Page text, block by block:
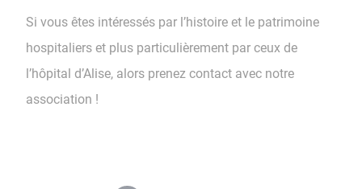
Si vous êtes intéressés par l’histoire et le patrimoine
hospitaliers et plus particulièrement par ceux de
l’hôpital d’Alise, alors prenez contact avec notre
association !